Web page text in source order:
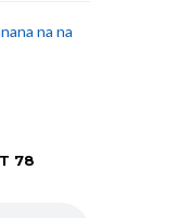
na na
78